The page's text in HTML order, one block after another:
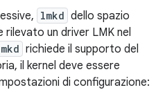
lmkd dello spazio
rilevato un driver LMK nel
richiede il supporto del
il kernel deve essere
di configurazione: